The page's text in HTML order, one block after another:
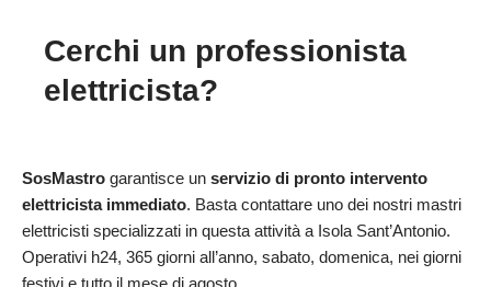
Cerchi un professionista
elettricista?
SosMastro garantisce un servizio di pronto intervento
elettricista immediato. Basta contattare uno dei nostri mastri
elettricisti specializzati in questa attività a Isola Sant’Antonio.
Operativi h24, 365 giorni all’anno, sabato, domenica, nei giorni